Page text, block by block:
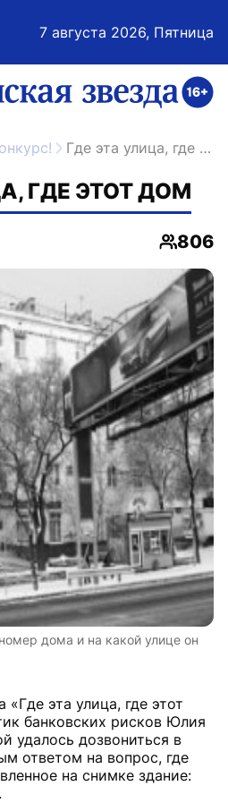
7 августа 2026, Пятница
ссылка на главную
Где эта улица, где этот дом
ГДЕ ЭТОТ ДОМ
806
дома и на какой улице он
эта улица, где этот
банковских рисков Юлия
удалось дозвониться в
ответом на вопрос, где
на снимке здание: